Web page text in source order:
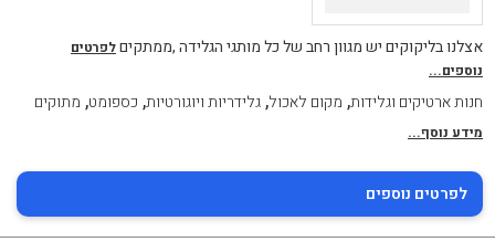
אצלנו בליקוקים יש מגוון רחב של כל מותגי הגלידה ,ממתקיםלפרטים
נוספים...
חנות ארטיקים וגלידות, מקום לאכול,גלידריות ויוגורטיות, כספומט, מתוקים
מידע נוסף...
לפרטים נוספים